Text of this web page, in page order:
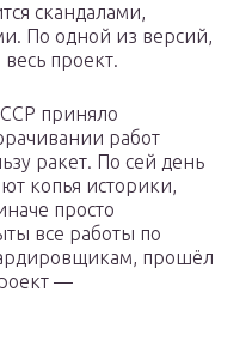
скандалами,
По одной из версий,
проект.
приняло
работ
ракет. По сей день
копья историки,
просто
все работы по
прошёл
—